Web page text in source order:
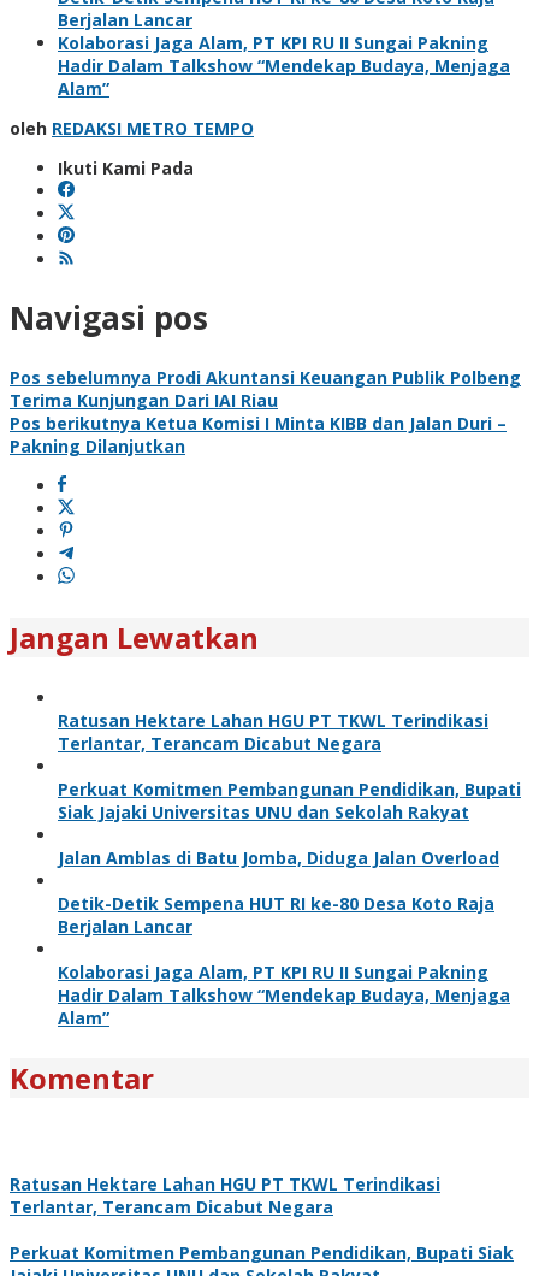
Berjalan Lancar
Kolaborasi Jaga Alam, PT KPI RU II Sungai Pakning
Hadir Dalam Talkshow “Mendekap Budaya, Menjaga
Alam”
oleh REDAKSI METRO TEMPO
Ikuti Kami Pada
Navigasi pos
Pos sebelumnya Prodi Akuntansi Keuangan Publik Polbeng
Terima Kunjungan Dari IAI Riau
Pos berikutnya Ketua Komisi I Minta KIBB dan Jalan Duri –
Pakning Dilanjutkan
Jangan Lewatkan
Ratusan Hektare Lahan HGU PT TKWL Terindikasi
Terlantar, Terancam Dicabut Negara
Perkuat Komitmen Pembangunan Pendidikan, Bupati
Siak Jajaki Universitas UNU dan Sekolah Rakyat
Jalan Amblas di Batu Jomba, Diduga Jalan Overload
Detik-Detik Sempena HUT RI ke-80 Desa Koto Raja
Berjalan Lancar
Kolaborasi Jaga Alam, PT KPI RU II Sungai Pakning
Hadir Dalam Talkshow “Mendekap Budaya, Menjaga
Alam”
Komentar
Ratusan Hektare Lahan HGU PT TKWL Terindikasi
Terlantar, Terancam Dicabut Negara
Perkuat Komitmen Pembangunan Pendidikan, Bupati Siak